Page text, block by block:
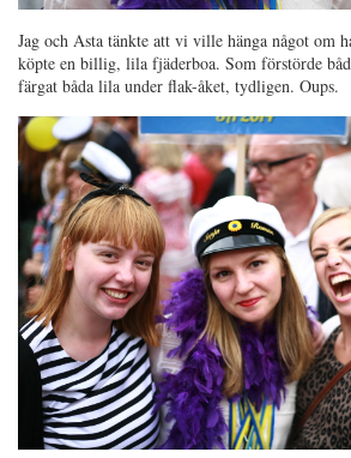
Jag och Asta tänkte att vi ville hänga något om
köpte en billig, lila fjäderboa. Som förstörde
färgat båda lila under flak-åket, tydligen. Oups.